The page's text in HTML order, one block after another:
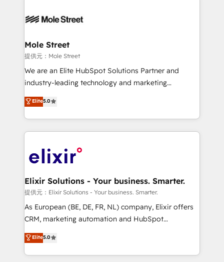
workflows; automation agents; process optimization
Healthcare: HIPAA implementations; secure data
workflows 💼 Financial Services: compliant
workflows; audit-ready reporting ⚖️ Legal: client
intake; pipeline and document workflows 🛒 E-
revenue automation 🏢 Real Estate: deal pipelines;
portfolio and lifecycle management 🏭
HIPAA-aware; CASL-compliant; GDPR-ready
implementations where required 💡 Why 500+
built to scale.
Mole Street
提供元：Mole Street
We are an Elite HubSpot Solutions Partner and
industry-leading technology and marketing
consultancy. Our focus is on enterprise and mid-
market B2B companies globally that want a strategic
approach to execute their goals through creative
applications of our solutions; Technical HubSpot
Design, Migrations + Integrations. Mole Street’s
greatness, which is achieved through creating
absolute clarity, derived from a well-defined
strategy, executed well, and reported on with clear
results. The culture is driven by core values; Joy, Grit,
Mindedness, and Clarity. We are driven to win for the
collective good of the company and its clientele, and
Elite5.0
Elixir Solutions - Your business. Smarter.
提供元：Elixir Solutions - Your business. Smarter.
As European (BE, DE, FR, NL) company, Elixir offers
CRM, marketing automation and HubSpot
integration products and services to mid-market
and enterprise customers. We ensure that your sales,
service and marketing department operates in the
Elite5.0